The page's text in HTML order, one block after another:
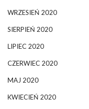
WRZESIEŃ 2020
SIERPIEŃ 2020
LIPIEC 2020
CZERWIEC 2020
MAJ 2020
KWIECIEŃ 2020